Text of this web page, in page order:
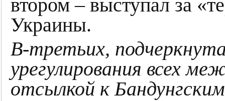
втором – выступал за
Украины.
В-третьих,
урегулирования всех
отсылкой к